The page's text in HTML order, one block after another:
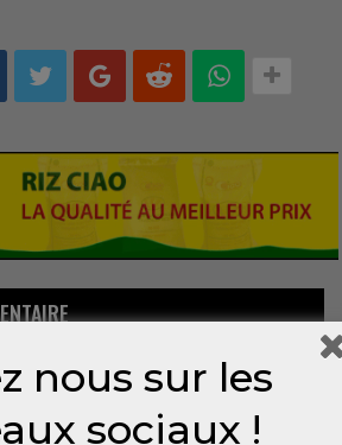
email ne sera pas publiée.
nous sur les
sociaux !